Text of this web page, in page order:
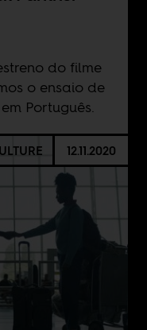
do filme
o ensaio de
Português.
12.11.2020